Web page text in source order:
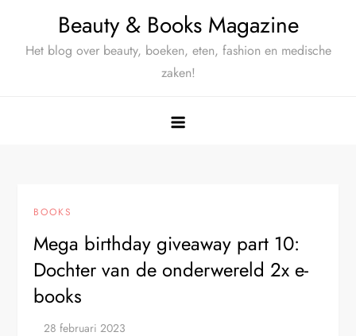
Beauty & Books Magazine
Het blog over beauty, boeken, eten, fashion en medische
zaken!
BOOKS
Mega birthday giveaway part 10:
Dochter van de onderwereld 2x e-
books